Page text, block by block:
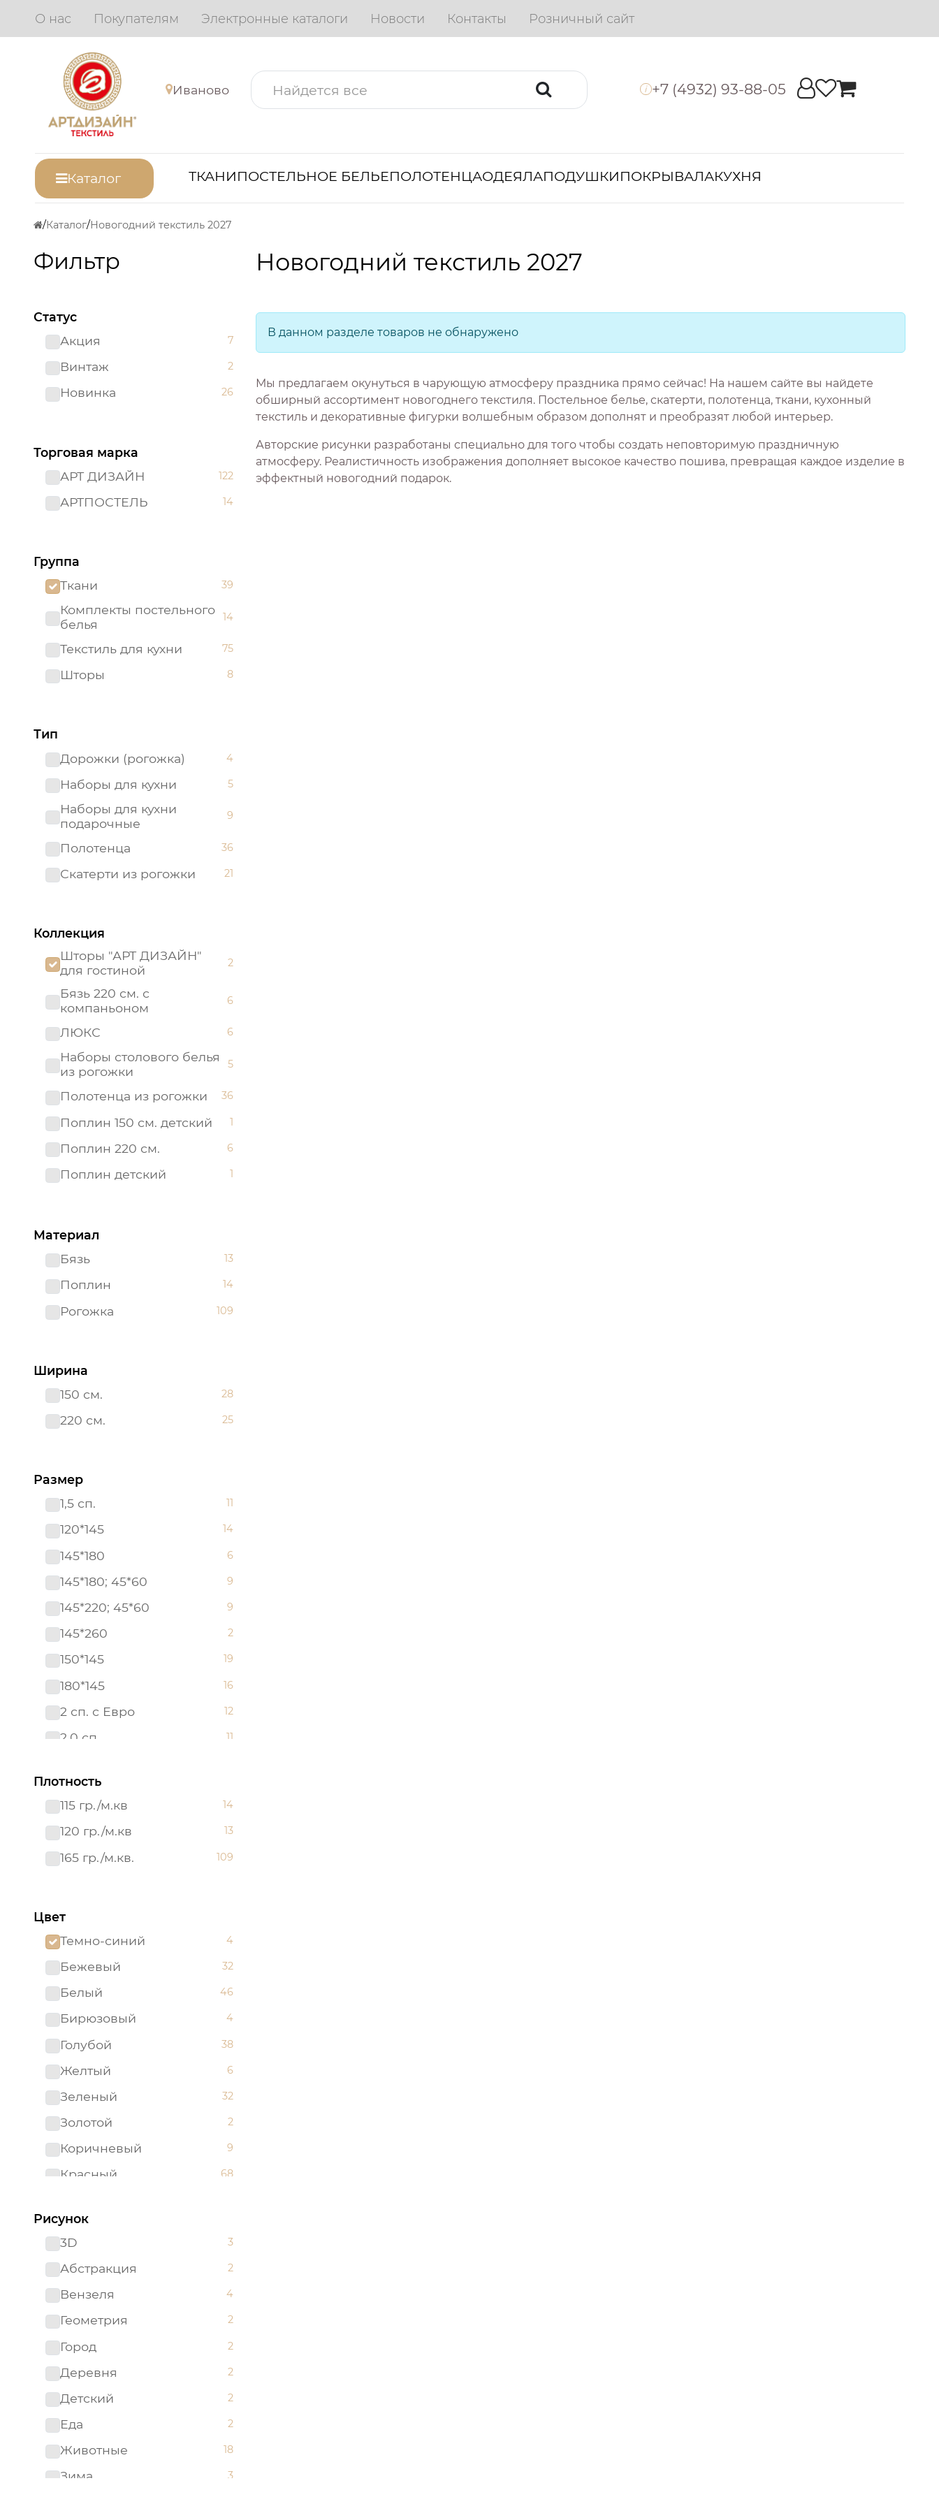
О нас Покупателям Электронные каталоги Новости Контакты Розничный сайт
Иваново i +7 (4932) 93-88-05
Каталог ТКАНИПОСТЕЛЬНОЕ БЕЛЬЕПОЛОТЕНЦАОДЕЯЛАПОДУШКИПОКРЫВАЛАКУХНЯ
Каталог Новогодний текстиль 2027
Фильтр
Статус
Акция
7
Винтаж 2
Новинка 26
Торговая марка
АРТ ДИЗАЙН
122
АРТПОСТЕЛЬ 14
Группа
Ткани
39
Комплекты постельного
белья
14
Текстиль для кухни 75
Шторы 8
Тип
Дорожки (рогожка)
4
Наборы для кухни 5
Наборы для кухни
подарочные
9
Полотенца 36
Скатерти из рогожки 21
Коллекция
Шторы "АРТ ДИЗАЙН"
для гостиной
2
Бязь 220 см. с
компаньоном
6
ЛЮКС 6
Наборы столового белья
из рогожки
5
Полотенца из рогожки 36
Поплин 150 см. детский 1
Поплин 220 см. 6
Поплин детский 1
Скатерти из рогожки 25
для кухни
6
Материал
Бязь
13
Поплин 14
Рогожка 109
Ширина
150 см.
28
220 см. 25
Размер
1,5 сп.
11
120*145 14
145*180 6
145*180; 45*60 9
145*220; 45*60 9
145*260 2
150*145 19
180*145 16
2 сп. с Евро 12
2,0 сп. 11
260*145
45*60
50*145
50х70
Семейный
Плотность
115 гр./м.кв
14
120 гр./м.кв 13
165 гр./м.кв. 109
Цвет
Темно-синий
4
Бежевый 32
Белый 46
Бирюзовый 4
Голубой 38
Желтый 6
Зеленый 32
Золотой 2
Коричневый 9
Красный 68
Разноцветный
Розовый
Светло-бирюзовый
Серый
Синий
Фиолетовый
Хаки
Черный
Рисунок
3D
3
Абстракция 2
Вензеля 4
Геометрия 2
Город 2
Деревня 2
Детский 2
Еда 2
Животные 18
Зима 3
Новогодний текстиль 2027
В данном разделе товаров не обнаружено
Мы предлагаем окунуться в чарующую атмосферу праздника прямо сейчас! На нашем сайте вы найдете
обширный ассортимент новогоднего текстиля. Постельное белье, скатерти, полотенца, ткани, кухонный
текстиль и декоративные фигурки волшебным образом дополнят и преобразят любой интерьер.
Авторские рисунки разработаны специально для того чтобы создать неповторимую праздничную
атмосферу. Реалистичность изображения дополняет высокое качество пошива, превращая каждое изделие в
эффектный новогодний подарок.